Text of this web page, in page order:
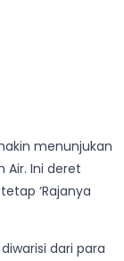
menunjukan
Ini deret
‘Rajanya
dari para